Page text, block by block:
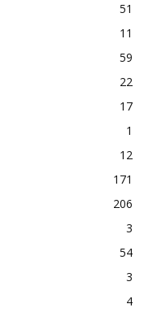
51
11
59
22
17
1
12
171
206
3
54
3
4